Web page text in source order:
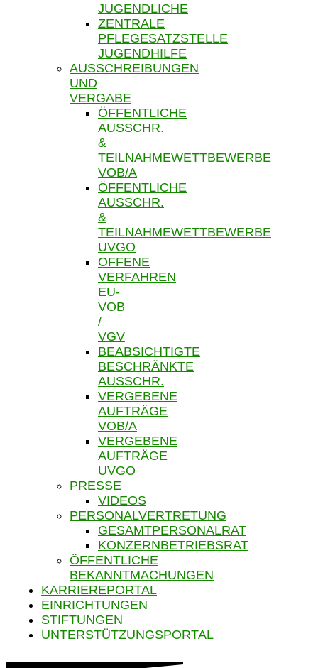
JUGENDLICHE
ZENTRALE
PFLEGESATZSTELLE
JUGENDHILFE
AUSSCHREIBUNGEN
UND
VERGABE
ÖFFENTLICHE
AUSSCHR.
&
TEILNAHMEWETTBEWERBE
VOB/A
ÖFFENTLICHE
AUSSCHR.
&
TEILNAHMEWETTBEWERBE
UVGO
OFFENE
VERFAHREN
EU-
VOB
/
VGV
BEABSICHTIGTE
BESCHRÄNKTE
AUSSCHR.
VERGEBENE
AUFTRÄGE
VOB/A
VERGEBENE
AUFTRÄGE
UVGO
PRESSE
VIDEOS
PERSONALVERTRETUNG
GESAMTPERSONALRAT
KONZERNBETRIEBSRAT
ÖFFENTLICHE
BEKANNTMACHUNGEN
KARRIEREPORTAL
EINRICHTUNGEN
STIFTUNGEN
UNTERSTÜTZUNGSPORTAL